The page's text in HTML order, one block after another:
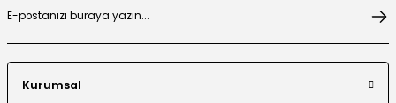
Organze Çiçek Nakışlı Tensel Abaya Takım
Kurumsal